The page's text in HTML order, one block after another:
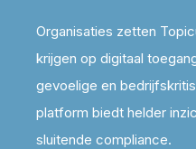
Organisaties zetten
krijgen op digitaal
gevoelige en
platform biedt helder
sluitende compliance.